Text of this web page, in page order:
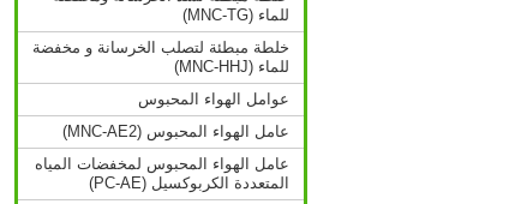
للماء (MNC-TG)
خلطة مبطئة لتصلب الخرسانة و مخفضة
للماء (MNC-HHJ)
عوامل الهواء المحبوس
عامل الهواء المحبوس (MNC-AE2)
عامل الهواء المحبوس لمخفضات المياه
المتعددة الكربوكسيل (PC-AE)